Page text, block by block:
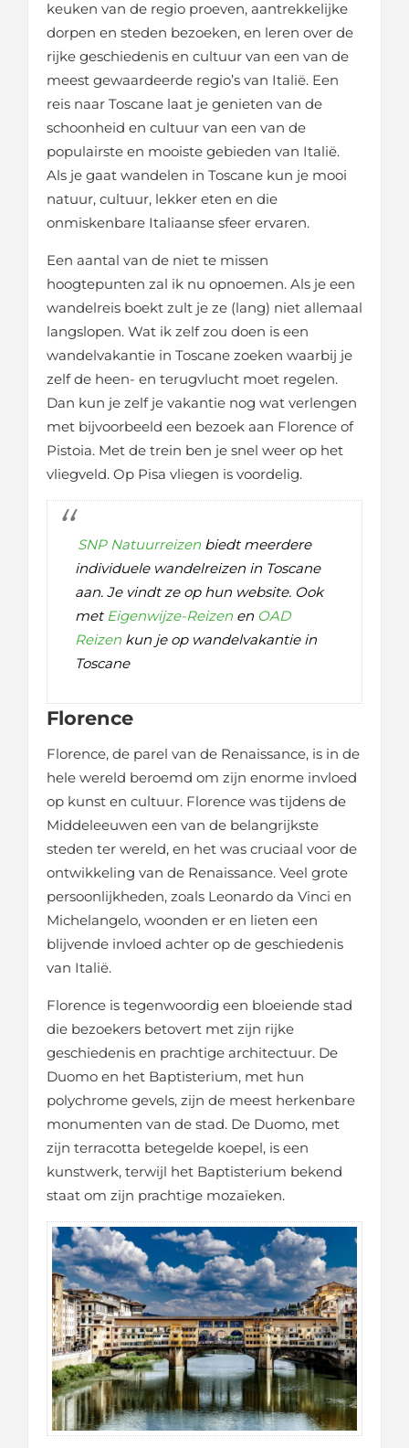
keuken van de regio proeven, aantrekkelijke
dorpen en steden bezoeken, en leren over de
rijke geschiedenis en cultuur van een van de
meest gewaardeerde regio’s van Italië. Een
reis naar Toscane laat je genieten van de
schoonheid en cultuur van een van de
populairste en mooiste gebieden van Italië.
Als je gaat wandelen in Toscane kun je mooi
natuur, cultuur, lekker eten en die
onmiskenbare Italiaanse sfeer ervaren.
Een aantal van de niet te missen
hoogtepunten zal ik nu opnoemen. Als je een
wandelreis boekt zult je ze (lang) niet allemaal
langslopen. Wat ik zelf zou doen is een
wandelvakantie in Toscane zoeken waarbij je
zelf de heen- en terugvlucht moet regelen.
Dan kun je zelf je vakantie nog wat verlengen
met bijvoorbeeld een bezoek aan Florence of
Pistoia. Met de trein ben je snel weer op het
vliegveld. Op Pisa vliegen is voordelig.
SNP Natuurreizen biedt meerdere
individuele wandelreizen in Toscane
aan. Je vindt ze op hun website. Ook
met Eigenwijze-Reizen en OAD
Reizen kun je op wandelvakantie in
Toscane
Florence
Florence, de parel van de Renaissance, is in de
hele wereld beroemd om zijn enorme invloed
op kunst en cultuur. Florence was tijdens de
Middeleeuwen een van de belangrijkste
steden ter wereld, en het was cruciaal voor de
ontwikkeling van de Renaissance. Veel grote
persoonlijkheden, zoals Leonardo da Vinci en
Michelangelo, woonden er en lieten een
blijvende invloed achter op de geschiedenis
van Italië.
Florence is tegenwoordig een bloeiende stad
die bezoekers betovert met zijn rijke
geschiedenis en prachtige architectuur. De
Duomo en het Baptisterium, met hun
polychrome gevels, zijn de meest herkenbare
monumenten van de stad. De Duomo, met
zijn terracotta betegelde koepel, is een
kunstwerk, terwijl het Baptisterium bekend
staat om zijn prachtige mozaïeken.